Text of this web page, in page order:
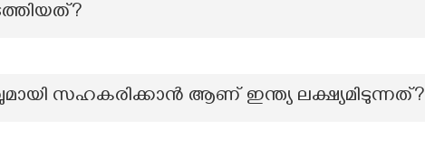
സഹകരിക്കാൻ ആണ് ഇന്ത്യ ലക്ഷ്യമിടുന്നത്?